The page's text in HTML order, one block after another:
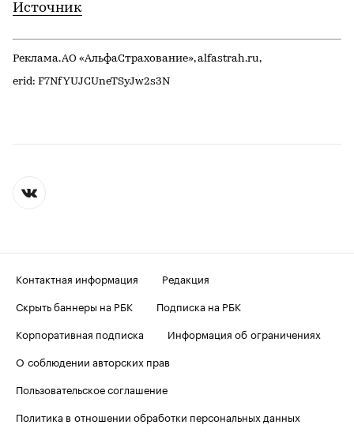
Источник
Реклама. АО «АльфаСтрахование», alfastrah.ru,
erid: F7NfYUJCUneTSyJw2s3N
Контактная информация
Редакция
Скрыть баннеры на РБК
Подписка на РБК
Корпоративная подписка
Информация об ограничениях
О соблюдении авторских прав
Пользовательское соглашение
Политика в отношении обработки персональных данных